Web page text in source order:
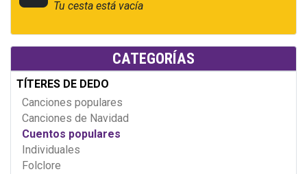
Tu cesta está vacía
CATEGORÍAS
TÍTERES DE DEDO
Canciones populares
Canciones de Navidad
Cuentos populares
Individuales
Folclore